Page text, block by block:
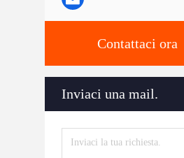
Contattaci ora
Inviaci una mail.